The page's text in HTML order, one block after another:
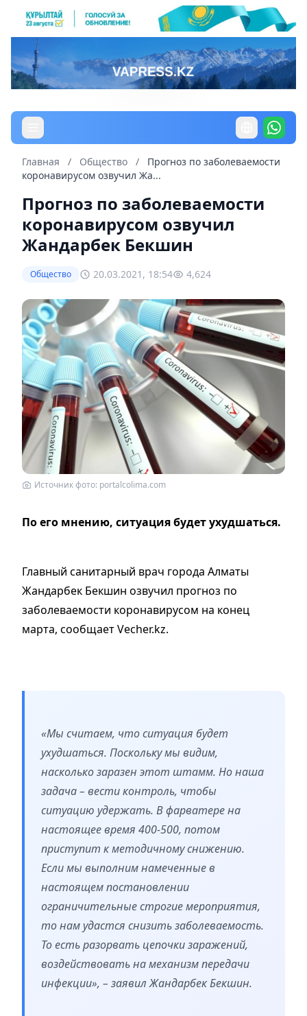
Главная / Общество /
Прогноз по заболеваемости
коронавирусом озвучил Жа...
Прогноз по заболеваемости
коронавирусом озвучил
Жандарбек Бекшин
Общество 20.03.2021, 18:54 4,624
Источник фото: portalcolima.com
По его мнению, ситуация будет ухудшаться.
Главный санитарный врач города Алматы
Жандарбек Бекшин озвучил прогноз по
заболеваемости коронавирусом на конец
марта, сообщает Vecher.kz.
«Мы считаем, что ситуация будет
ухудшаться. Поскольку мы видим,
насколько заразен этот штамм. Но наша
задача – вести контроль, чтобы
ситуацию удержать. В фарватере на
настоящее время 400-500, потом
приступит к методичному снижению.
Если мы выполним намеченные в
настоящем постановлении
ограничительные строгие мероприятия,
то нам удастся снизить заболеваемость.
То есть разорвать цепочки заражений,
воздействовать на механизм передачи
инфекции», – заявил Жандарбек Бекшин.